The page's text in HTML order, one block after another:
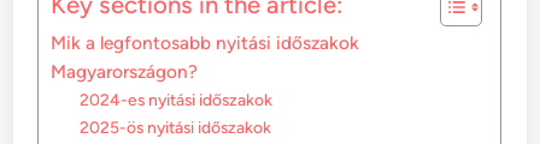
Mik a legfontosabb nyitási időszakok
Magyarországon?
2024-es nyitási időszakok
2025-ös nyitási időszakok